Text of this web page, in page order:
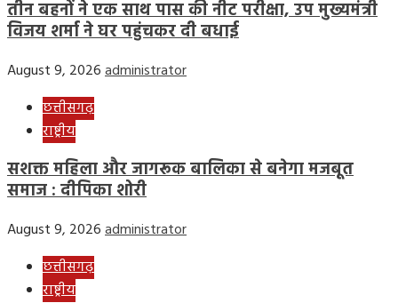
तीन बहनों ने एक साथ पास की नीट परीक्षा, उप मुख्यमंत्री
विजय शर्मा ने घर पहुंचकर दी बधाई
August 9, 2026administrator
छत्तीसगढ़
राष्ट्रीय
सशक्त महिला और जागरूक बालिका से बनेगा मजबूत
समाज : दीपिका शोरी
August 9, 2026administrator
छत्तीसगढ़
राष्ट्रीय